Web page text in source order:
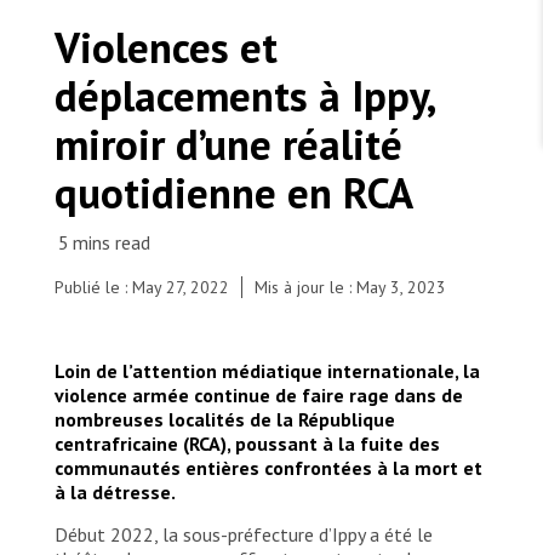
Les États négligent leur obligation de protéger les
personnes civiles et les services de santé en temps
de guerre
Urgence Ebola
Séismes au Venezuela : conséquences et intervention
de MSF
Dons des fondations
Partenariat d’entreprise
Les Amis de MSF
Travailler avec MSF
Travailler à l’étranger
Travailler au Canada
Nous recrutons : Logisticien ou logisticienne
technique
shelter at the Bogouyo IDP site. Her family
arrived here in January 2022. With her husband
Jean-Claude, they travelled nearly 140 kilometres
with their six children to get here, fleeing violence
in their village. "We walked for a week, with old
people, children, sick people," they explain. "Some
abandon their bodies in the bush, without being
Violences et
déplacements à Ippy,
miroir d’une réalité
quotidienne en RCA
Publié le : May 27, 2022 Mis à jour le : May 3, 2023
Loin de l’attention médiatique internationale, la
violence armée continue de faire rage dans de
nombreuses localités de la République
centrafricaine (RCA), poussant à la fuite des
communautés entières confrontées à la mort et
à la détresse.
Début 2022, la sous-préfecture d’Ippy a été le